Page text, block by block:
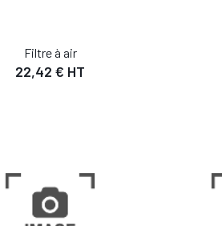
Filtre à air
22,42 € HT